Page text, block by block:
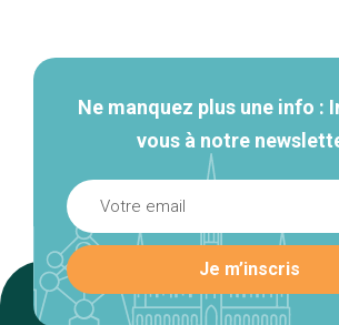
Ne manquez plus une info :
vous à notre